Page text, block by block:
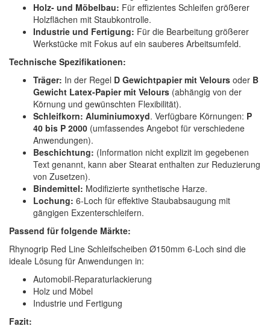
Holz- und Möbelbau: Für effizientes Schleifen größerer
Holzflächen mit Staubkontrolle.
Industrie und Fertigung: Für die Bearbeitung größerer
Werkstücke mit Fokus auf ein sauberes Arbeitsumfeld.
Technische Spezifikationen:
Träger: In der Regel D Gewichtpapier mit Velours oder B
Gewicht Latex-Papier mit Velours (abhängig von der
Körnung und gewünschten Flexibilität).
Schleifkorn: Aluminiumoxyd. Verfügbare Körnungen: P
40 bis P 2000 (umfassendes Angebot für verschiedene
Anwendungen).
Beschichtung: (Information nicht explizit im gegebenen
Text genannt, kann aber Stearat enthalten zur Reduzierung
von Zusetzen).
Bindemittel: Modifizierte synthetische Harze.
Lochung: 6-Loch für effektive Staubabsaugung mit
gängigen Exzenterschleifern.
Passend für folgende Märkte:
Rhynogrip Red Line Schleifscheiben Ø150mm 6-Loch sind die
ideale Lösung für Anwendungen in:
Automobil-Reparaturlackierung
Holz und Möbel
Industrie und Fertigung
Fazit: